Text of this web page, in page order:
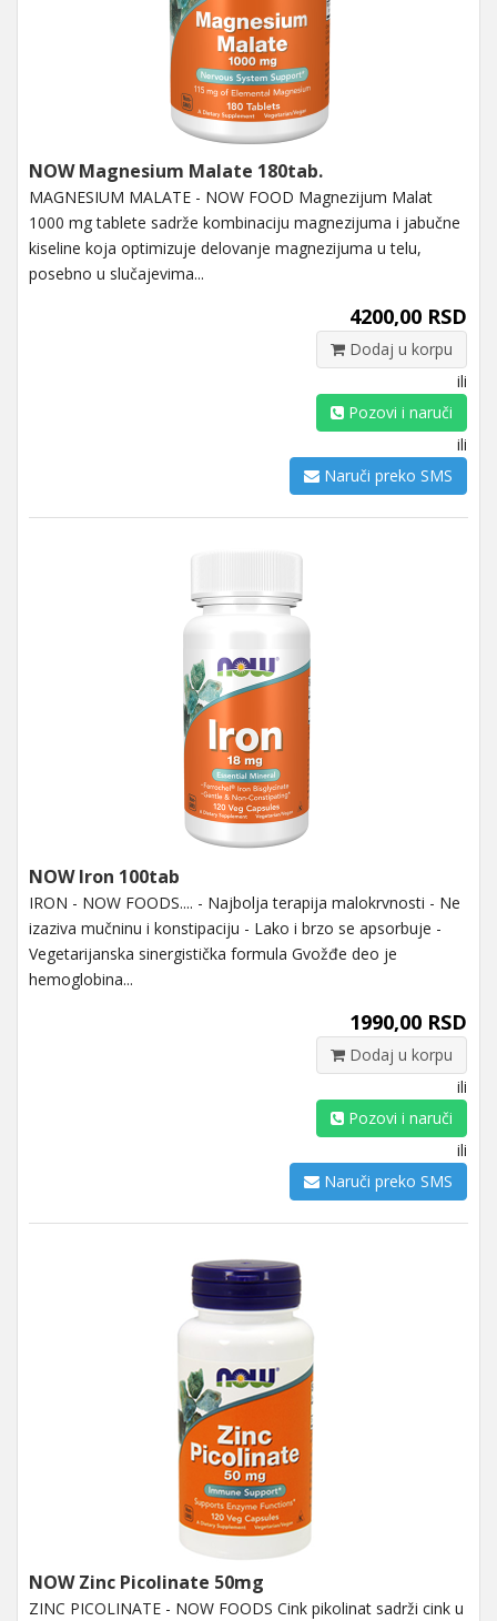
NOW Magnesium Malate 180tab.
MAGNESIUM MALATE - NOW FOOD Magnezijum Malat
1000 mg tablete sadrže kombinaciju magnezijuma i jabučne
kiseline koja optimizuje delovanje magnezijuma u ​​telu,
posebno u slučajevima...
4200,00 RSD
Dodaj u korpu
ili
Pozovi i naruči
ili
Naruči preko SMS
NOW Iron 100tab
IRON - NOW FOODS.... - Najbolja terapija malokrvnosti - Ne
izaziva mučninu i konstipaciju - Lako i brzo se apsorbuje -
Vegetarijanska sinergistička formula Gvožđe deo je
hemoglobina...
1990,00 RSD
Dodaj u korpu
ili
Pozovi i naruči
ili
Naruči preko SMS
NOW Zinc Picolinate 50mg
ZINC PICOLINATE - NOW FOODS Cink pikolinat sadrži cink u